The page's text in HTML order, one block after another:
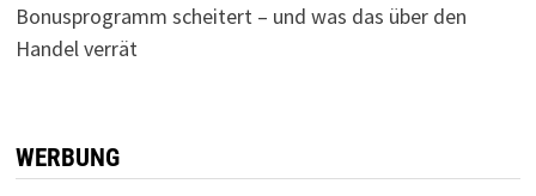
Bonusprogramm scheitert – und was das über den
Handel verrät
WERBUNG